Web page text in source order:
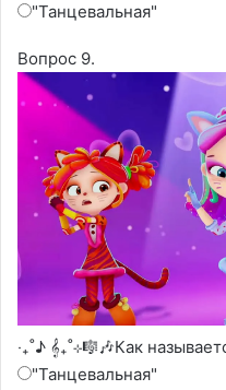
"Танцевальная"
Вопрос 9.
‧₊˚♪ 𝄞₊˚⊹🎼🎶Как
"Танцевальная"